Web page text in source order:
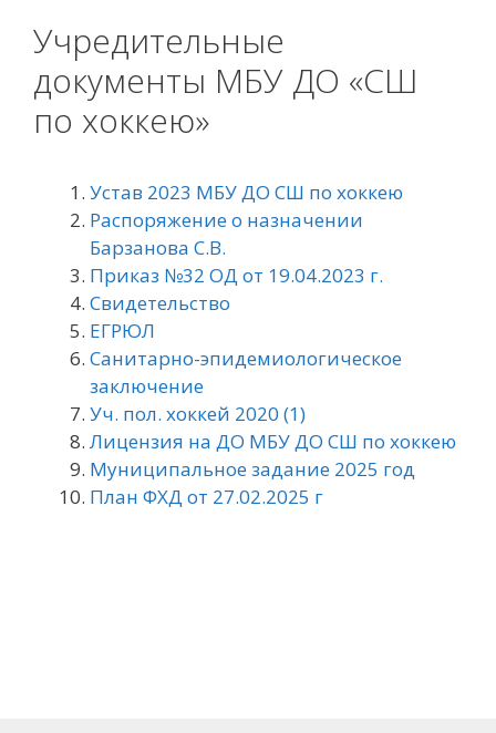
Учредительные
документы МБУ ДО «СШ
по хоккею»
Устав 2023 МБУ ДО СШ по хоккею
Распоряжение о назначении
Барзанова С.В.
Приказ №32 ОД от 19.04.2023 г.
Свидетельство
ЕГРЮЛ
Санитарно-эпидемиологическое
заключение
Уч. пол. хоккей 2020 (1)
Лицензия на ДО МБУ ДО СШ по хоккею
Муниципальное задание 2025 год
План ФХД от 27.02.2025 г